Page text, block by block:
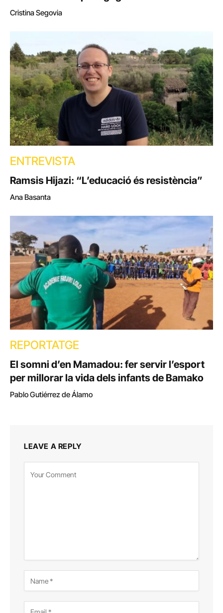
Cristina Segovia
ENTREVISTA
Ramsis Hijazi: “L’educació és resistència”
Ana Basanta
REPORTATGE
El somni d’en Mamadou: fer servir l’esport
per millorar la vida dels infants de Bamako
Pablo Gutiérrez de Álamo
LEAVE A REPLY